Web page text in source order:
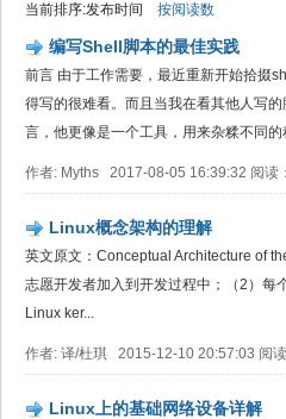
当前排序:发布时间 按阅读数
编写Shell脚本的最佳实践
前言 由于工作需要，最近重新开始拾掇
得写的很难看。而且当我在看其他人写
言，他更像是一个工具，用来杂糅不同
作者: Myths 2017-08-05 16:39:32 阅读
Linux概念架构的理解
英文原文：Conceptual Architecture of
志愿开发者加入到开发过程中；（2）每
Linux ker...
作者: 译/杜琪 2015-12-10 20:57:03 阅
Linux上的基础网络设备详解